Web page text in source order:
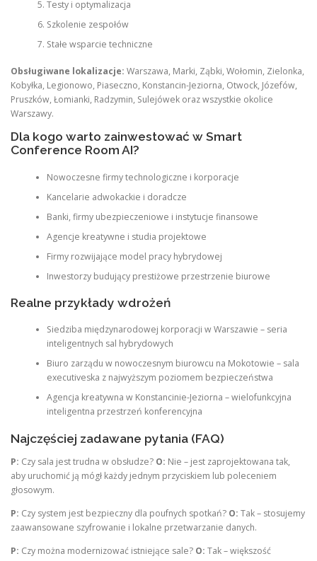
Testy i optymalizacja
Szkolenie zespołów
Stałe wsparcie techniczne
Obsługiwane lokalizacje: Warszawa, Marki, Ząbki, Wołomin, Zielonka,
Kobyłka, Legionowo, Piaseczno, Konstancin-Jeziorna, Otwock, Józefów,
Pruszków, Łomianki, Radzymin, Sulejówek oraz wszystkie okolice
Warszawy.
Dla kogo warto zainwestować w Smart
Conference Room AI?
Nowoczesne firmy technologiczne i korporacje
Kancelarie adwokackie i doradcze
Banki, firmy ubezpieczeniowe i instytucje finansowe
Agencje kreatywne i studia projektowe
Firmy rozwijające model pracy hybrydowej
Inwestorzy budujący prestiżowe przestrzenie biurowe
Realne przykłady wdrożeń
Siedziba międzynarodowej korporacji w Warszawie – seria
inteligentnych sal hybrydowych
Biuro zarządu w nowoczesnym biurowcu na Mokotowie – sala
executiveska z najwyższym poziomem bezpieczeństwa
Agencja kreatywna w Konstancinie-Jeziorna – wielofunkcyjna
inteligentna przestrzeń konferencyjna
Najczęściej zadawane pytania (FAQ)
P: Czy sala jest trudna w obsłudze? O: Nie – jest zaprojektowana tak,
aby uruchomić ją mógł każdy jednym przyciskiem lub poleceniem
głosowym.
P: Czy system jest bezpieczny dla poufnych spotkań? O: Tak – stosujemy
zaawansowane szyfrowanie i lokalne przetwarzanie danych.
P: Czy można modernizować istniejące sale? O: Tak – większość